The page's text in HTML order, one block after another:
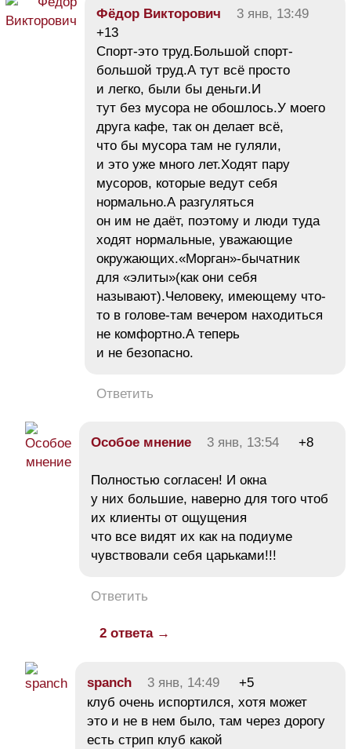
Фёдор Викторович
3 янв, 13:49
+13
Спорт-это труд.Большой спорт-
большой труд.А тут всё просто
и легко, были бы деньги.И
тут без мусора не обошлось.У моего
друга кафе, так он делает всё,
что бы мусора там не гуляли,
и это уже много лет.Ходят пару
мусоров, которые ведут себя
нормально.А разгуляться
он им не даёт, поэтому и люди туда
ходят нормальные, уважающие
окружающих.«Морган»-бычатник
для «элиты»(как они себя
называют).Человеку, имеющему что-
то в голове-там вечером находиться
не комфортно.А теперь
и не безопасно.
Ответить
Особое мнение 3 янв, 13:54 +8
Полностью согласен! И окна
у них большие, наверно для того чтоб
их клиенты от ощущения
что все видят их как на подиуме
чувствовали себя царьками!!!
Ответить
2 ответа →
spanch 3 янв, 14:49
+5
клуб очень испортился, хотя может
это и не в нем было, там через дорогу
есть стрип клуб какой